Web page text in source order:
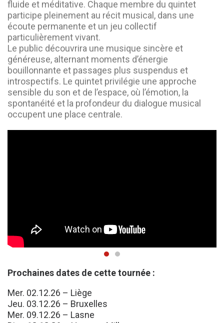
fluide et méditative. Chaque membre du quintet
participe pleinement au récit musical, dans une
écoute permanente et un jeu collectif
particulièrement vivant.
Le public découvrira une musique sincère et
généreuse, alternant moments d’énergie
bouillonnante et passages plus suspendus et
introspectifs. Le quintet privilégie une approche
sensible du son et de l’espace, où l’émotion, la
spontanéité et la profondeur du dialogue musical
occupent une place centrale.
Prochaines dates de cette tournée :
Mer. 02.12.26 – Liège
Jeu. 03.12.26 – Bruxelles
Mer. 09.12.26 – Lasne